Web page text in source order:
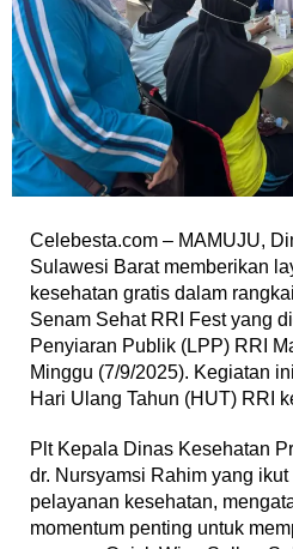
Celebesta.com – MAMUJU,
Sulawesi Barat memberikan
kesehatan gratis dalam
Senam Sehat RRI Fest yang
Penyiaran Publik (LPP) RRI
Minggu (7/9/2025). Kegiatan
Hari Ulang Tahun (HUT) RRI
Plt Kepala Dinas Kesehatan
dr. Nursyamsi Rahim yang
pelayanan kesehatan,
momentum penting untuk